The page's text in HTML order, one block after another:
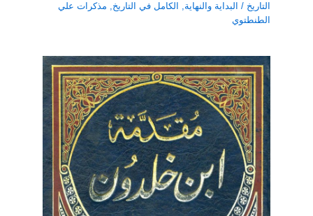
التاريخ / البداية والنهاية, الكامل في التاريخ, مذكرات علي
الطنطتوي